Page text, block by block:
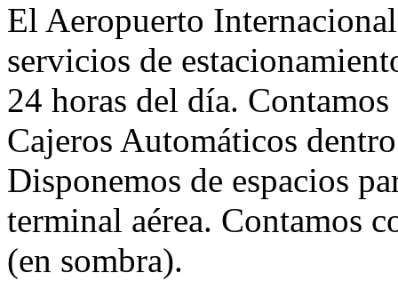
El Aeropuerto
servicios de
24 horas del día.
Cajeros Automáticos
Disponemos de espacios
terminal aérea. Contamos
(en sombra).